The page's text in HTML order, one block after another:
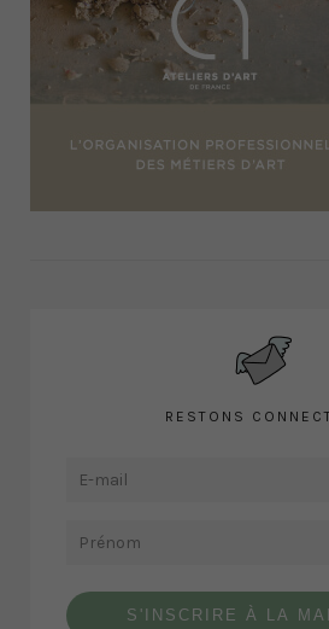
RESTONS
S'INSCRIRE À LA